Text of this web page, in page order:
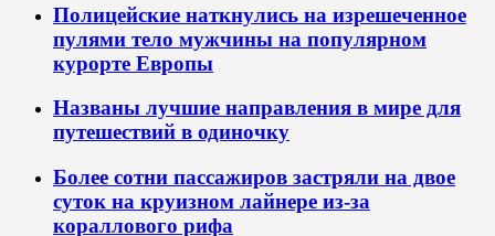
Полицейские наткнулись на изрешеченное
пулями тело мужчины на популярном
курорте Европы
Названы лучшие направления в мире для
путешествий в одиночку
Более сотни пассажиров застряли на двое
суток на круизном лайнере из-за
кораллового рифа